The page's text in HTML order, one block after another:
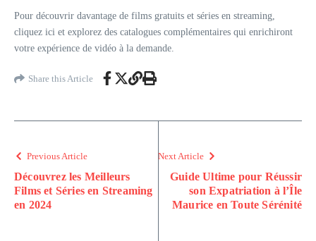
Pour découvrir davantage de films gratuits et séries en streaming,
cliquez ici et explorez des catalogues complémentaires qui enrichiront
votre expérience de vidéo à la demande.
Share this Article
Previous Article
Découvrez les Meilleurs
Films et Séries en Streaming
en 2024
Next Article
Guide Ultime pour Réussir
son Expatriation à l’Île
Maurice en Toute Sérénité